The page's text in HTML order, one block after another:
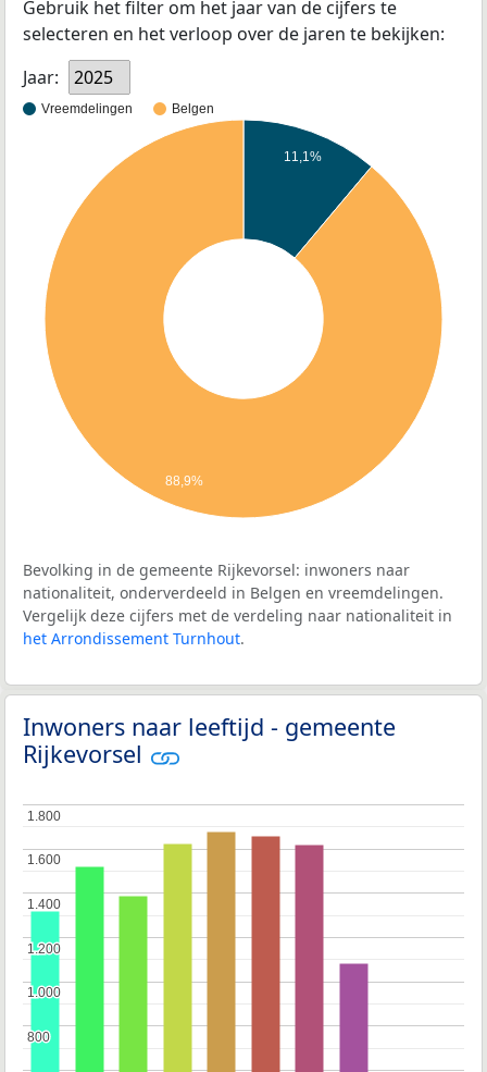
Gebruik het filter om het jaar van de cijfers te
selecteren en het verloop over de jaren te bekijken:
Jaar:
2025
Vreemdelingen Belgen
11,1%
88,9%
Bevolking in de gemeente Rijkevorsel: inwoners naar
nationaliteit, onderverdeeld in Belgen en vreemdelingen.
Vergelijk deze cijfers met de verdeling naar nationaliteit in
het Arrondissement Turnhout.
Inwoners naar leeftijd - gemeente
Rijkevorsel
800
800
1.000
1.000
1.200
1.200
1.400
1.400
1.600
1.600
1.800
1.800